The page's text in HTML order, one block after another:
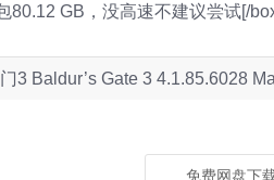
80.12 GB，没高速不建议尝试[/
3 Baldur’s Gate 3 4.1.85.6028
免费网盘下